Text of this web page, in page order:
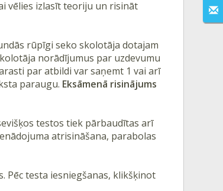
vēlies izlasīt teoriju un risināt
rūpīgi seko skolotāja dotajam
norādījumus par uzdevumu
par atbildi var saņemt 1 vai arī
paraugu. Eksāmenā risinājums
testos tiek pārbaudītas arī
atrisināšana, parabolas
Pēc testa iesniegšanas, klikšķinot